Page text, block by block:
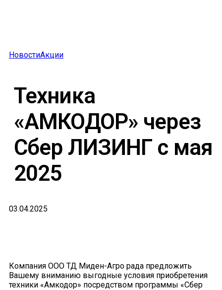
НовостиАкции
Техника
«АМКОДОР» через
Сбер ЛИЗИНГ с мая
2025
03.04.2025
Компания ООО ТД Миден-Агро рада предложить
Вашему вниманию выгодные условия приобретения
техники «Амкодор» посредством программы «Сбер